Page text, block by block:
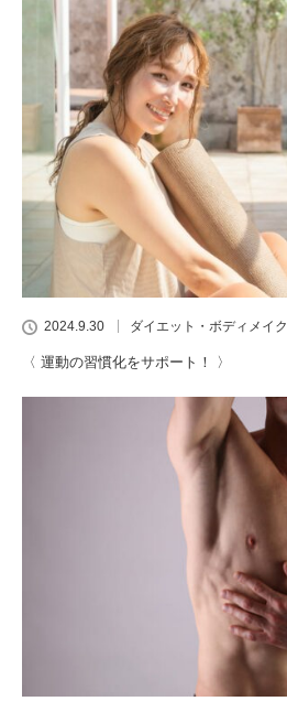
2024.9.30 ダイエット・ボディメイク
〈 運動の習慣化をサポート！ 〉